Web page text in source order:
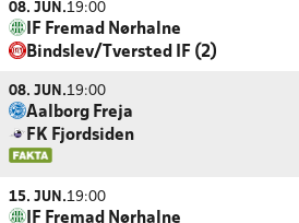
08. JUN.19:00
IF Fremad Nørhalne
Bindslev/Tversted IF (2)
08. JUN.19:00
Aalborg Freja
FK Fjordsiden
15. JUN.19:00
IF Fremad Nørhalne